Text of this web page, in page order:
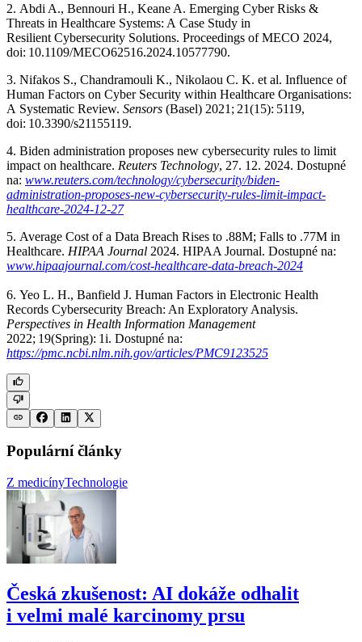
2. Abdi A., Bennouri H., Keane A. Emerging Cyber Risks &
Threats in Healthcare Systems: A Case Study in
Resilient Cybersecurity Solutions. Proceedings of MECO 2024,
doi: 10.1109/MECO62516.2024.10577790.
3. Nifakos S., Chandramouli K., Nikolaou C. K. et al. Influence of
Human Factors on Cyber Security within Healthcare Organisations:
A Systematic Review. Sensors (Basel) 2021; 21(15): 5119,
doi: 10.3390/s21155119.
4. Biden administration proposes new cybersecurity rules to limit
impact on healthcare. Reuters Technology, 27. 12. 2024. Dostupné
na: www.reuters.com/technology/cybersecurity/biden-
administration-proposes-new-cybersecurity-rules-limit-impact-
healthcare-2024-12-27
5. Average Cost of a Data Breach Rises to .88M; Falls to .77M in
Healthcare. HIPAA Journal 2024. HIPAA Journal. Dostupné na:
www.hipaajournal.com/cost-healthcare-data-breach-2024
6. Yeo L. H., Banfield J. Human Factors in Electronic Health
Records Cybersecurity Breach: An Exploratory Analysis.
Perspectives in Health Information Management
2022; 19(Spring): 1i. Dostupné na:
https://pmc.ncbi.nlm.nih.gov/articles/PMC9123525
Populární články
Z medicínyTechnologie
Česká zkušenost: AI dokáže odhalit
i velmi malé karcinomy prsu